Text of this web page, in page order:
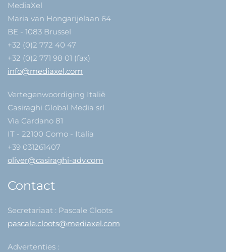
MediaXel
Maria van Hongarijelaan 64
BE - 1083 Brussel
+32 (0)2 772 40 47
+32 (0)2 771 98 01 (fax)
info@mediaxel.com
Vertegenwoordiging Italië
Casiraghi Global Media srl
Via Cardano 81
IT - 22100 Como - Italia
+39 031261407
oliver@casiraghi-adv.com
Contact
Secretariaat : Pascale Cloots
pascale.cloots@mediaxel.com
Advertenties :